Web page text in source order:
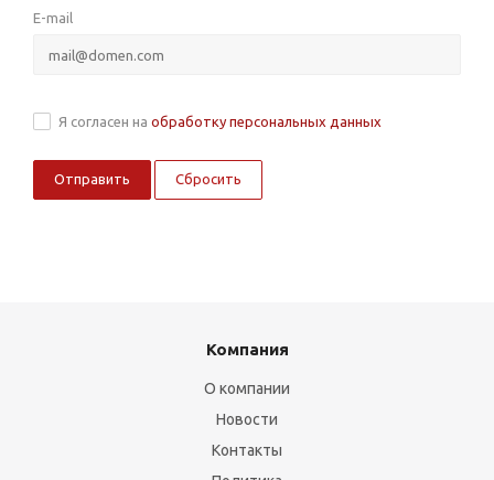
E-mail
Я согласен на обработку персональных данных
Сбросить
Компания
О компании
Новости
Контакты